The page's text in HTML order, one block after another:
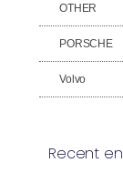
OTHER
PORSCHE
Volvo
Recent